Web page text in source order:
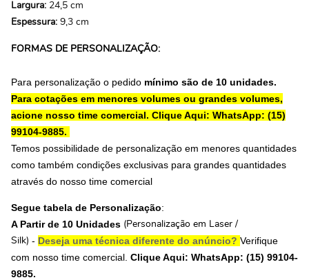
Largura: 24,5 cm
Espessura: 9,3 cm
FORMAS DE PERSONALIZAÇÃO:
Para personalização o pedido mínimo são de 10 unidades.
Para cotações em menores volumes ou grandes volumes,
acione nosso time comercial. Clique Aqui: WhatsApp: (15)
99104-9885.
Temos possibilidade de personalização em menores quantidades
como também condições exclusivas para grandes quantidades
através do nosso time comercial
Segue tabela de Personalização:
A Partir de 10 Unidades (Personalização em Laser /
Silk) - Deseja uma técnica diferente do anúncio? Verifique
com nosso time comercial. Clique Aqui: WhatsApp: (15) 99104-
9885.